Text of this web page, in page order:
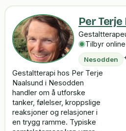
Per
Tilbyr
Nesodden
Gestaltterapi hos Per Terje
Naalsund i Nesodden
handler om å utforske
tanker, følelser, kroppslige
reaksjoner og relasjoner i
en trygg ramme. Typiske